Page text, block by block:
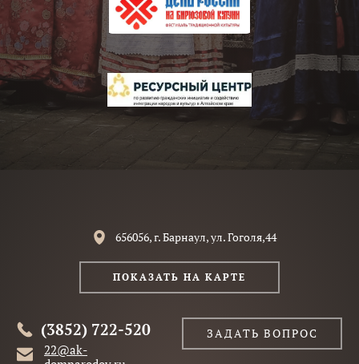
656056, г. Барнаул, ул. Гоголя,44
ПОКАЗАТЬ НА КАРТЕ
(3852) 722-520
22@ak-
ЗАДАТЬ ВОПРОС